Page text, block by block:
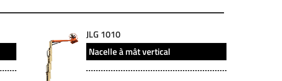
JLG 1010
Nacelle à mât vertical